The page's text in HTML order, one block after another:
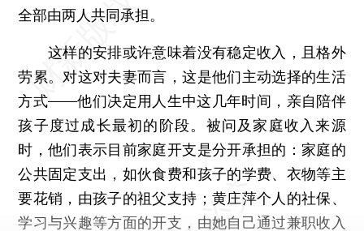
全部由两人共同承担。
这样的安排或许意味着没有稳定收入，且格外
劳累。对这对夫妻而言，这是他们主动选择的生活
方式——他们决定用人生中这几年时间，亲自陪伴
孩子度过成长最初的阶段。被问及家庭收入来源
时，他们表示目前家庭开支是分开承担的：家庭的
公共固定支出，如伙食费和孩子的学费、衣物等主
要花销，由孩子的祖父支持；黄庄萍个人的社保、
学习与兴趣等方面的开支，由她自己通过兼职收入